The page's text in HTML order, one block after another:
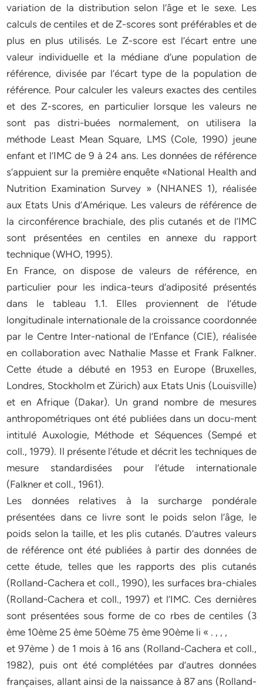
variation de la distribution selon l’âge et le sexe. Les
calculs de centiles et de Z-scores sont préférables et de
plus en plus utilisés. Le Z-score est l’écart entre une
valeur individuelle et la médiane d’une population de
référence, divisée par l’écart type de la population de
référence. Pour calculer les valeurs exactes des centiles
et des Z-scores, en particulier lorsque les valeurs ne
sont pas distri-buées normalement, on utilisera la
méthode Least Mean Square, LMS (Cole, 1990) jeune
enfant et l’IMC de 9 à 24 ans. Les données de référence
s’appuient sur la première enquête «National Health and
Nutrition Examination Survey » (NHANES 1), réalisée
aux Etats Unis d’Amérique. Les valeurs de référence de
la circonférence brachiale, des plis cutanés et de l’IMC
sont présentées en centiles en annexe du rapport
technique (WHO, 1995).
En France, on dispose de valeurs de référence, en
particulier pour les indica-teurs d’adiposité présentés
dans le tableau 1.1. Elles proviennent de l’étude
longitudinale internationale de la croissance coordonnée
par le Centre Inter-national de l’Enfance (CIE), réalisée
en collaboration avec Nathalie Masse et Frank Falkner.
Cette étude a débuté en 1953 en Europe (Bruxelles,
Londres, Stockholm et Zürich) aux Etats Unis (Louisville)
et en Afrique (Dakar). Un grand nombre de mesures
anthropométriques ont été publiées dans un docu-ment
intitulé Auxologie, Méthode et Séquences (Sempé et
coll., 1979). Il présente l’étude et décrit les techniques de
mesure standardisées pour l’étude internationale
(Falkner et coll., 1961).
Les données relatives à la surcharge pondérale
présentées dans ce livre sont le poids selon l’âge, le
poids selon la taille, et les plis cutanés. D’autres valeurs
de référence ont été publiées à partir des données de
cette étude, telles que les rapports des plis cutanés
(Rolland-Cachera et coll., 1990), les surfaces bra-chiales
(Rolland-Cachera et coll., 1997) et l’IMC. Ces dernières
sont présentées sous forme de co rbes de centiles (3
ème 10ème 25 ème 50ème 75 ème 90ème li « . , , ,
et 97ème ) de 1 mois à 16 ans (Rolland-Cachera et coll.,
1982), puis ont été complétées par d’autres données
françaises, allant ainsi de la naissance à 87 ans (Rolland-